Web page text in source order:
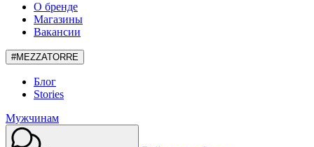
О бренде
Магазины
Вакансии
#MEZZATORRE
Блог
Stories
Мужчинам